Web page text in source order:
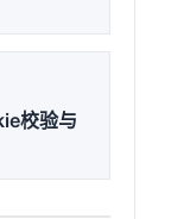
校验与